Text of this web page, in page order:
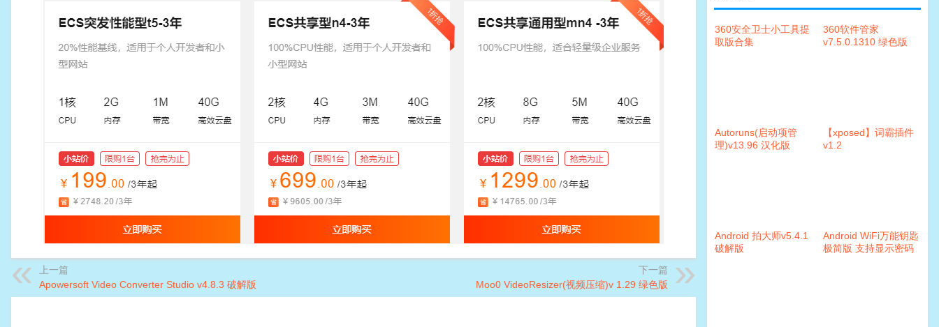
上一篇
Apowersoft Video Converter Studio v4.8.3 破解版
下一篇
Moo0 VideoResizer(视频压缩)v 1.29 绿色版
360安全卫士小工具提
取版合集
360软件管家
v7.5.0.1310 绿色版
Autoruns(启动项管
理)v13.96 汉化版
【xposed】词霸插件
v1.2
Android 拍大师v5.4.1
破解版
Android WiFi万能钥匙
极简版 支持显示密码